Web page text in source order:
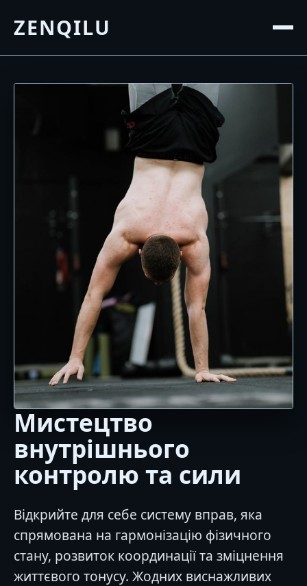
ZENQILU
Мистецтво
внутрішнього
контролю та сили
Відкрийте для себе систему вправ, яка
спрямована на гармонізацію фізичного
стану, розвиток координації та зміцнення
життєвого тонусу. Жодних виснажливих